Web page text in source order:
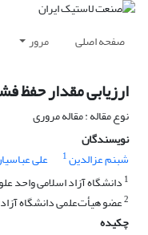
صفحه اصلی مرور
ارزیابی مقدار حفظ
نوع مقاله : مقاله مروری
نویسندگان
شبنم عزالدین1 علی
1 دانشگاه آزاد اسلامی واحد
2عضو هیأت‌علمی دانشگاه
چکیده